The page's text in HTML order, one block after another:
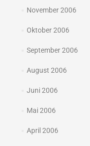
November 2006
Oktober 2006
September 2006
August 2006
Juni 2006
Mai 2006
April 2006